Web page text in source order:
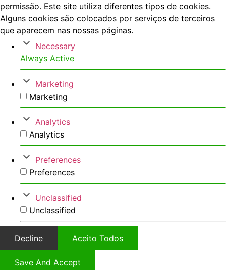
permissão. Este site utiliza diferentes tipos de cookies.
Alguns cookies são colocados por serviços de terceiros
que aparecem nas nossas páginas.
Necessary
Always Active
Marketing
Marketing
Analytics
Analytics
Preferences
Preferences
Unclassified
Unclassified
Decline Aceito Todos
Save And Accept